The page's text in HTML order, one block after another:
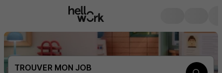
TROUVER MON JOB